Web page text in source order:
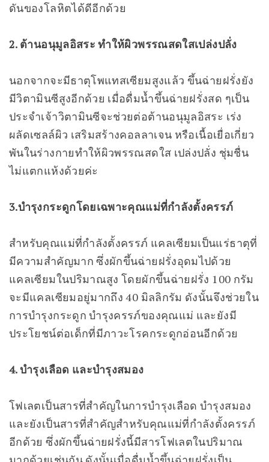
ดันของโลหิตได้ดีอีกด้วย
2. ต้านอนุมูลอิสระ ทำให้ผิวพรรณสดใสเปล่งปลั่ง
นอกจากจะมีธาตุโพแทสเซียมสูงแล้ว ขึ้นฉ่ายฝรั่งยัง
มีวิตามินซีสูงอีกด้วย เมื่อดื่มน้ำขึ้นฉ่ายฝรั่งสด ๆเป็น
ประจำเจ้าวิตามินซีจะช่วยต่อต้านอนุมูลอิสระ เร่ง
ผลัดเซลล์ผิว เสริมสร้างคอลลาเจน หรือเนื้อเยื่อเกี่ยว
พันในร่างกายทำให้ผิวพรรณสดใส เปล่งปลั่ง ชุ่มชื่น
ไม่แตกแห้งด้วยค่ะ
3.บำรุงกระดูกโดยเฉพาะคุณแม่ที่กำลังตั้งครรภ์
สำหรับคุณแม่ที่กำลังตั้งครรภ์ แคลเซียมเป็นแร่ธาตุที่
มีความสำคัญมาก ซึ่งผักขึ้นฉ่ายฝรั่งอุดมไปด้วย
แคลเซียมในปริมาณสูง โดยผักขึ้นฉ่ายฝรั่ง 100 กรัม
จะมีแคลเซียมอยู่มากถึง 40 มิลลิกรัม ดังนั้นจึงช่วยใน
การบำรุงกระดูก บำรุงครรภ์ของคุณแม่ และยังมี
ประโยชน์ต่อเด็กที่มีภาวะโรคกระดูกอ่อนอีกด้วย
4. บำรุงเลือด และบำรุงสมอง
โฟเลตเป็นสารที่สำคัญในการบำรุงเลือด บำรุงสมอง
และยังเป็นสารที่สำคัญสำหรับคุณแม่ที่กำลังตั้งครรภ์
อีกด้วย ซึ่งผักขึ้นฉ่ายฝรั่งนี้มีสารโฟเลตในปริมาณ